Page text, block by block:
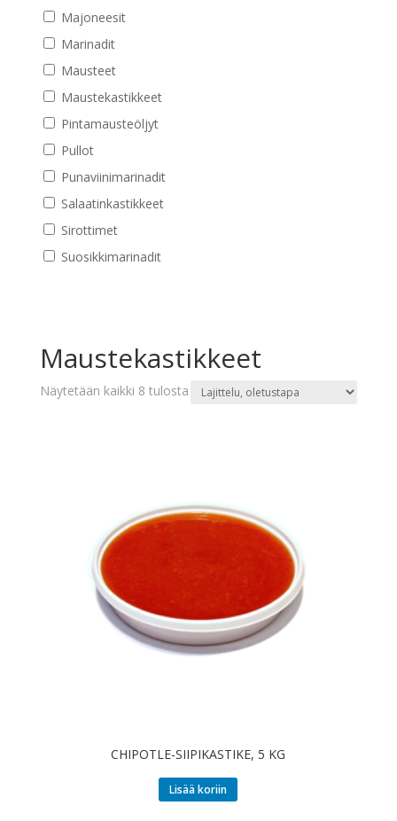
Maustekastikkeet
Näytetään kaikki 8 tulosta
CHIPOTLE-SIIPIKASTIKE, 5 KG
Lisää koriin
Majoneesit
Marinadit
Mausteet
Maustekastikkeet
Pintamausteöljyt
Pullot
Punaviinimarinadit
Salaatinkastikkeet
Sirottimet
Suosikkimarinadit